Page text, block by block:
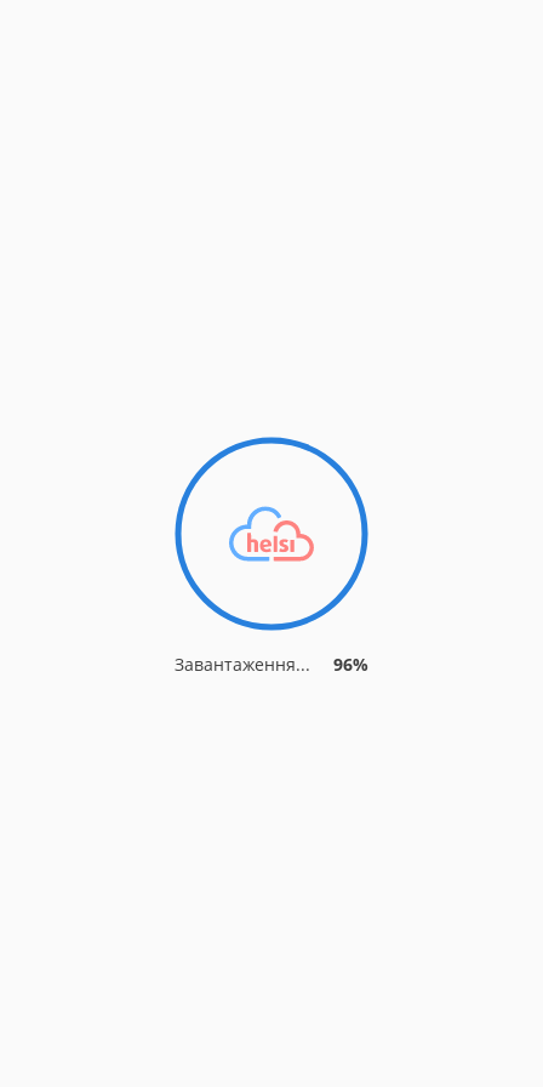
Завантаження... 96%